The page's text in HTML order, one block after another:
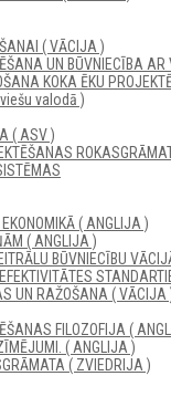
( VĀCIJA )
UN BŪVNIECĪBA
KOKA ĒKU
valodā )
( ASV )
( ANGLIJA )
( ANGLIJA )
BŪVNIECĪBU
UN RAŽOŠANA ( VĀCIJA
FILOZOFIJA (
( ANGLIJA )
( ZVIEDRIJA )